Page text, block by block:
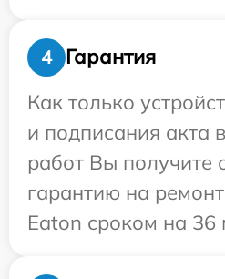
4
Гарантия
Как только
и подписания акта
работ Вы
гарантию на
Eaton сроком на 36